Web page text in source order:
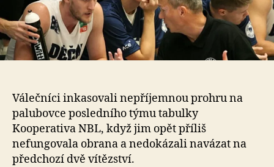
Válečníci inkasovali nepříjemnou prohru na
palubovce posledního týmu tabulky
Kooperativa NBL, když jim opět příliš
nefungovala obrana a nedokázali navázat na
předchozí dvě vítězství.